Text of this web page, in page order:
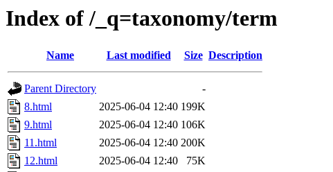
Index of /_q=taxonomy/term
Name Last modified Size Description
Parent Directory
-
8.html
2025-06-04 12:40 199K
9.html
2025-06-04 12:40 106K
11.html
2025-06-04 12:40 200K
12.html
2025-06-04 12:40
75K